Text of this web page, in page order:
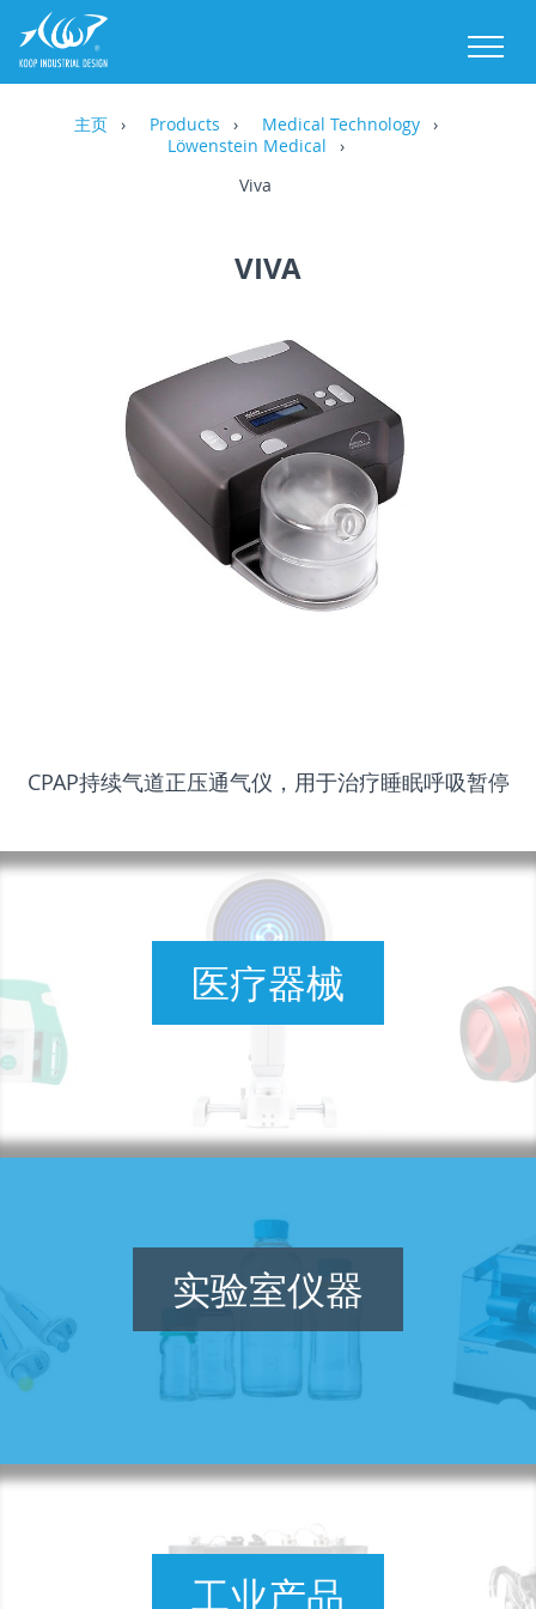
主页 Products
Medical Technology
Löwenstein Medical
Viva
VIVA
CPAP持续气道正压通气仪，用于治疗睡眠呼吸暂停
医疗器械
实验室仪器
工业产品